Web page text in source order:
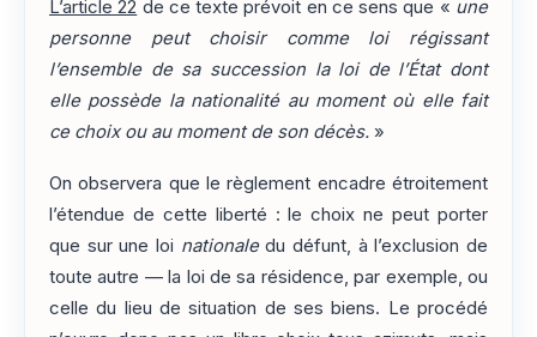
L’article 22 de ce texte prévoit en ce sens que « une
personne peut choisir comme loi régissant
l’ensemble de sa succession la loi de l’État dont
elle possède la nationalité au moment où elle fait
ce choix ou au moment de son décès. »
On observera que le règlement encadre étroitement
l’étendue de cette liberté : le choix ne peut porter
que sur une loi nationaledu défunt, à l’exclusion de
toute autre — la loi de sa résidence, par exemple, ou
celle du lieu de situation de ses biens. Le procédé